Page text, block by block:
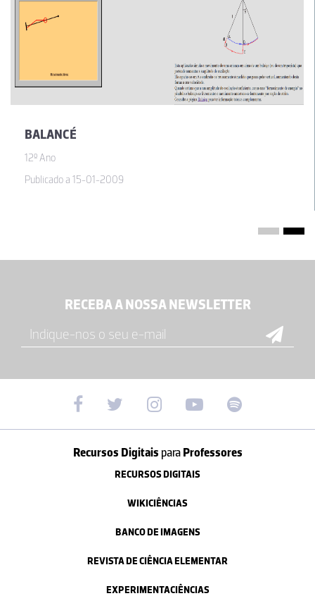
BALANCÉ
12º Ano
Publicado a 15-01-2009
RECEBA A NOSSA NEWSLETTER
Recursos Digitais paraProfessores
RECURSOS DIGITAIS
WIKICIÊNCIAS
BANCO DE IMAGENS
REVISTA DE CIÊNCIA ELEMENTAR
EXPERIMENTACIÊNCIAS